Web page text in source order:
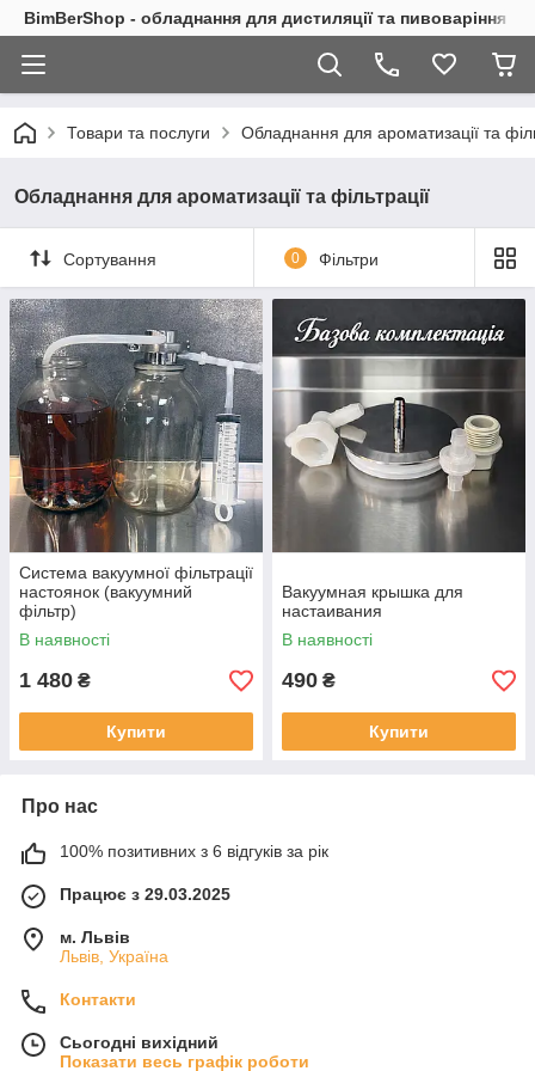
BimBerShop - обладнання для дистиляції та пивоваріння
Товари та послуги Обладнання для ароматизації та
Обладнання для ароматизації та фільтрації
Сортування 0 Фільтри
Система вакуумної фільтрації
настоянок (вакуумний
фільтр)
В наявності
1 480 ₴
Купити
Вакуумная крышка для
настаивания
В наявності
490 ₴
Купити
Про нас
100% позитивних з 6 відгуків за рік
Працює з 29.03.2025
м. Львів
Львів, Україна
Контакти
Сьогодні вихідний
Показати весь графік роботи